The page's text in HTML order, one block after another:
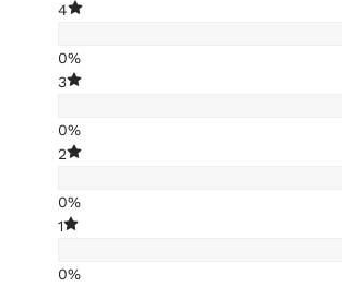
4
0%
3
0%
2
0%
1
0%